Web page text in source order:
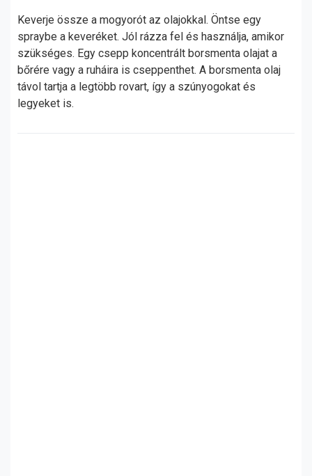
Keverje össze a mogyorót az olajokkal. Öntse egy
spraybe a keveréket. Jól rázza fel és használja, amikor
szükséges. Egy csepp koncentrált borsmenta olajat a
bőrére vagy a ruháira is cseppenthet. A borsmenta olaj
távol tartja a legtöbb rovart, így a szúnyogokat és
legyeket is.